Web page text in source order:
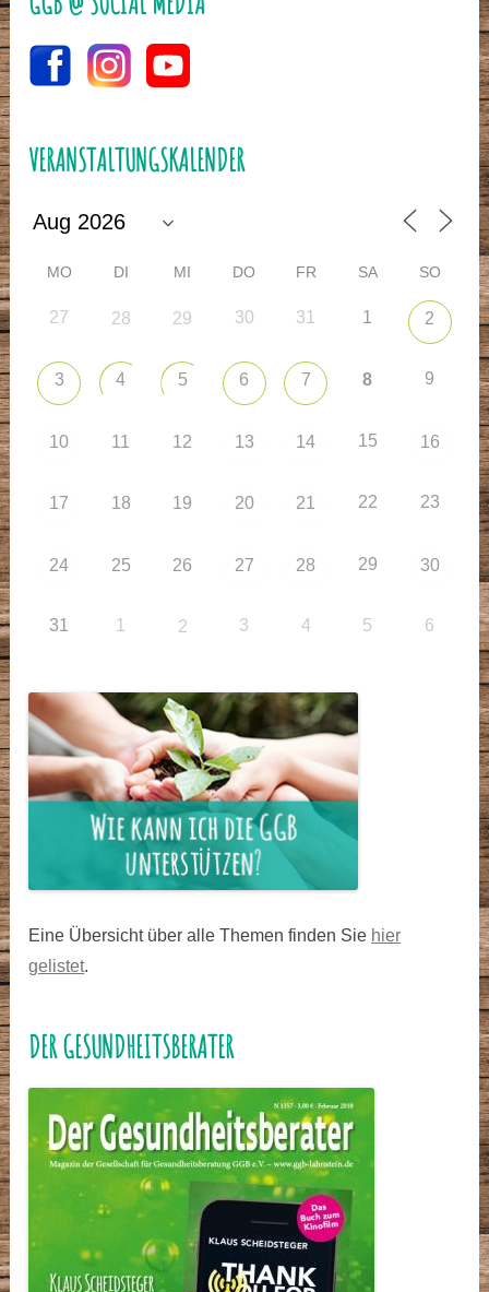
VERANSTALTUNGSKALENDER
MO DI MI DO FR SA SO
27 28 29 30 31 1 2
3 4 5 6 7 8 9
10 11 12 13 14 15 16
17 18 19 20 21 22 23
24 25 26 27 28 29 30
31 1 2 3 4 5 6
Eine Übersicht über alle Themen finden Sie hier
gelistet.
DER GESUNDHEITSBERATER